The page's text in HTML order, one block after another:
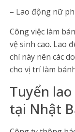
– Lao động nữ
Công việc làm
vệ sinh cao. Lao
chí này nên các
cho vị trí làm
Tuyển
tại Nhật